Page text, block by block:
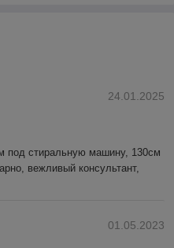
24.01.2025
под стиральную машину, 130см
вежливый консультант,
01.05.2023